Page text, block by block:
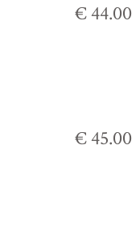
€ 44.00
€ 45.00